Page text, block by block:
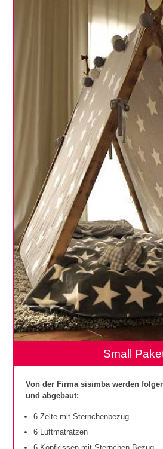
Small
Von der Firma sisimba werden
und abgebaut:
6 Zelte mit Sternchenbezug
6 Luftmatratzen